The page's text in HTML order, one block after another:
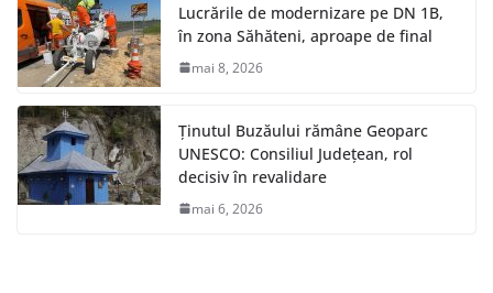
Lucrările de modernizare pe DN 1B,
în zona Săhăteni, aproape de final
mai 8, 2026
Ținutul Buzăului rămâne Geoparc
UNESCO: Consiliul Județean, rol
decisiv în revalidare
mai 6, 2026